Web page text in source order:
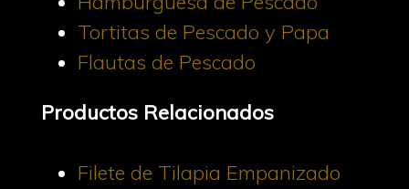
Tortitas de Pescado y Papa
Flautas de Pescado
Productos Relacionados
Filete de Tilapia Empanizado